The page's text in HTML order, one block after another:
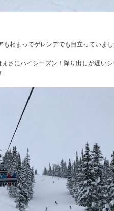
相まってゲレンデでも目立っていまし
さにハイシーズン！降り出しが遅いシ